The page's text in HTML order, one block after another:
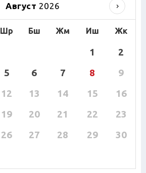
Август 2026
Шр Бш Жм Иш Жк
1
2
5 6 7 8
9
12 13 14 15
16
19 20 21 22
23
26 27 28 29
30